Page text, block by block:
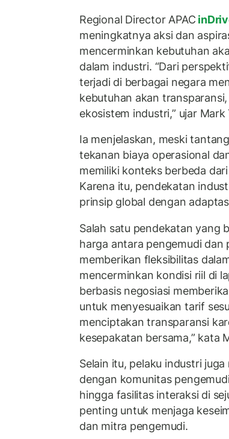
Regional Director APAC
meningkatnya aksi dan
mencerminkan kebutuhan
dalam industri. “Dari
terjadi di berbagai negara
kebutuhan akan
ekosistem industri,” ujar
Ia menjelaskan, meski
tekanan biaya operasional
memiliki konteks berbeda
Karena itu, pendekatan
prinsip global dengan
Salah satu pendekatan yang
harga antara pengemudi dan
memberikan fleksibilitas
mencerminkan kondisi riil di
berbasis negosiasi
untuk menyesuaikan tarif
menciptakan transparansi
kesepakatan bersama,” kata
Selain itu, pelaku industri
dengan komunitas
hingga fasilitas interaksi di
penting untuk menjaga
dan mitra pengemudi.